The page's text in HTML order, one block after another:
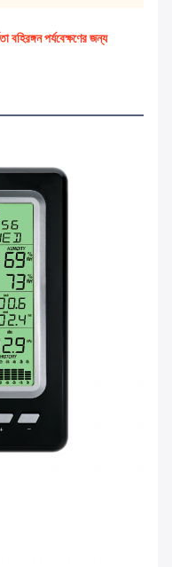
পর্যবেক্ষণের জন্য